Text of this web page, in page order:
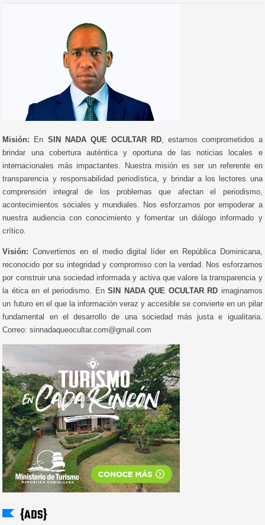
Misión: En SIN NADA QUE OCULTAR RD, estamos comprometidos a
brindar una cobertura auténtica y oportuna de las noticias locales e
internacionales más impactantes. Nuestra misión es ser un referente en
transparencia y responsabilidad periodística, y brindar a los lectores una
comprensión integral de los problemas que afectan el periodismo,
acontecimientos sociales y mundiales. Nos esforzamos por empoderar a
nuestra audiencia con conocimiento y fomentar un diálogo informado y
crítico.
Visión: Convertirnos en el medio digital líder en República Dominicana,
reconocido por su integridad y compromiso con la verdad. Nos esforzamos
por construir una sociedad informada y activa que valore la transparencia y
la ética en el periodismo. EnSIN NADA QUE OCULTAR RD imaginamos
un futuro en el que la información veraz y accesible se convierte en un pilar
fundamental en el desarrollo de una sociedad más justa e igualitaria.
Correo: sinnadaqueocultar.com@gmail.com
{ADS}